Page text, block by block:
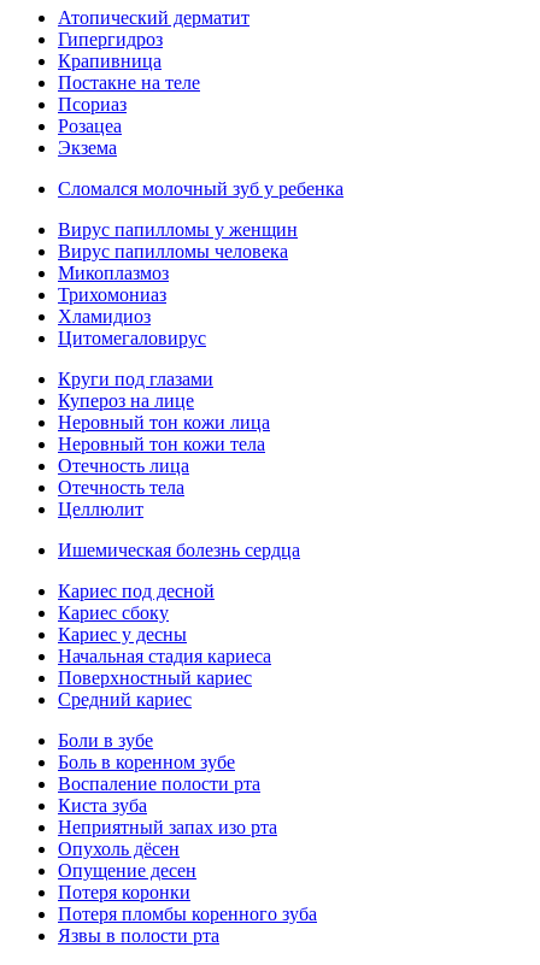
Атопический дерматит
Гипергидроз
Крапивница
Постакне на теле
Псориаз
Розацеа
Экзема
Сломался молочный зуб у ребенка
Вирус папилломы у женщин
Вирус папилломы человека
Микоплазмоз
Трихомониаз
Хламидиоз
Цитомегаловирус
Круги под глазами
Купероз на лице
Неровный тон кожи лица
Неровный тон кожи тела
Отечность лица
Отечность тела
Целлюлит
Ишемическая болезнь сердца
Кариес под десной
Кариес сбоку
Кариес у десны
Начальная стадия кариеса
Поверхностный кариес
Средний кариес
Боли в зубе
Боль в коренном зубе
Воспаление полости рта
Киста зуба
Неприятный запах изо рта
Опухоль дёсен
Опущение десен
Потеря коронки
Потеря пломбы коренного зуба
Язвы в полости рта